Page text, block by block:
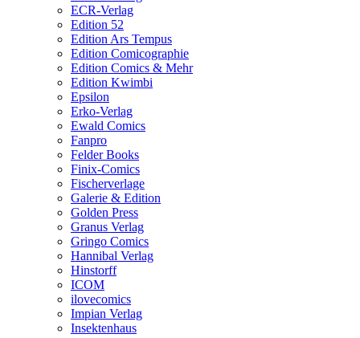
ECR-Verlag
Edition 52
Edition Ars Tempus
Edition Comicographie
Edition Comics & Mehr
Edition Kwimbi
Epsilon
Erko-Verlag
Ewald Comics
Fanpro
Felder Books
Finix-Comics
Fischerverlage
Galerie & Edition
Golden Press
Granus Verlag
Gringo Comics
Hannibal Verlag
Hinstorff
ICOM
ilovecomics
Impian Verlag
Insektenhaus